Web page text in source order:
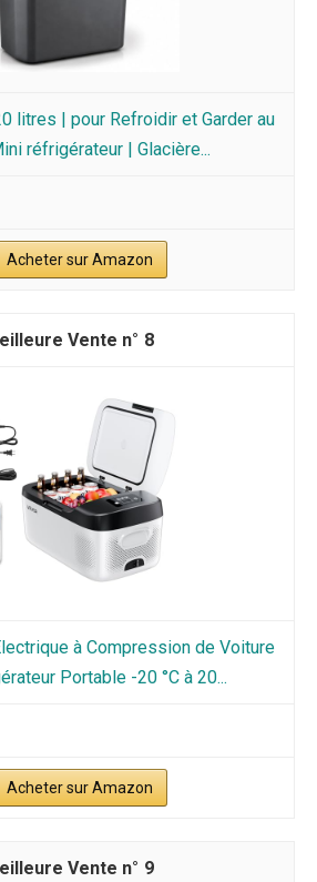
litres | pour Refroidir et Garder au
réfrigérateur | Glacière...
Acheter sur Amazon
8
à Compression de Voiture
Portable -20 °C à 20...
Acheter sur Amazon
9